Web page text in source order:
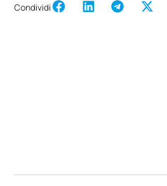
Condividi